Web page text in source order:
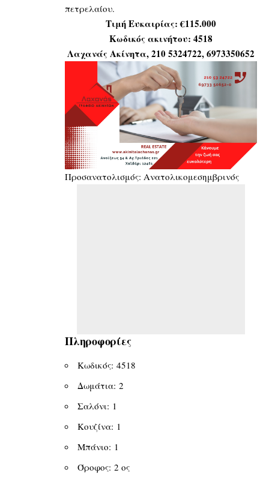
πετρελαίου.
Τιμή Ευκαιρίας: €115.000
Κωδικός ακινήτου: 4518
Λαχανάς Ακίνητα, 210 5324722, 6973350652
Προσανατολισμός: Ανατολικομεσημβρινός
Πληροφορίες
Κωδικός: 4518
Δωμάτια: 2
Σαλόνι: 1
Κουζίνα: 1
Μπάνιο: 1
Όροφος: 2 ος